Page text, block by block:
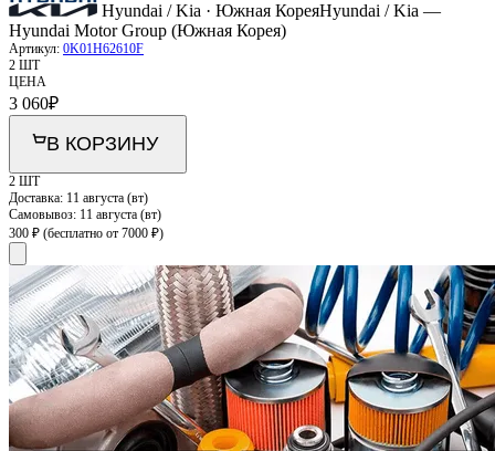
Hyundai / Kia · Южная КореяHyundai / Kia —
Hyundai Motor Group (Южная Корея)
Артикул: 0K01H62610F
2 ШТ
ЦЕНА
3 060₽
В КОРЗИНУ
2 ШТ
Доставка: 11 августа (вт)
Самовывоз: 11 августа (вт)
300 ₽ (бесплатно от 7000 ₽)